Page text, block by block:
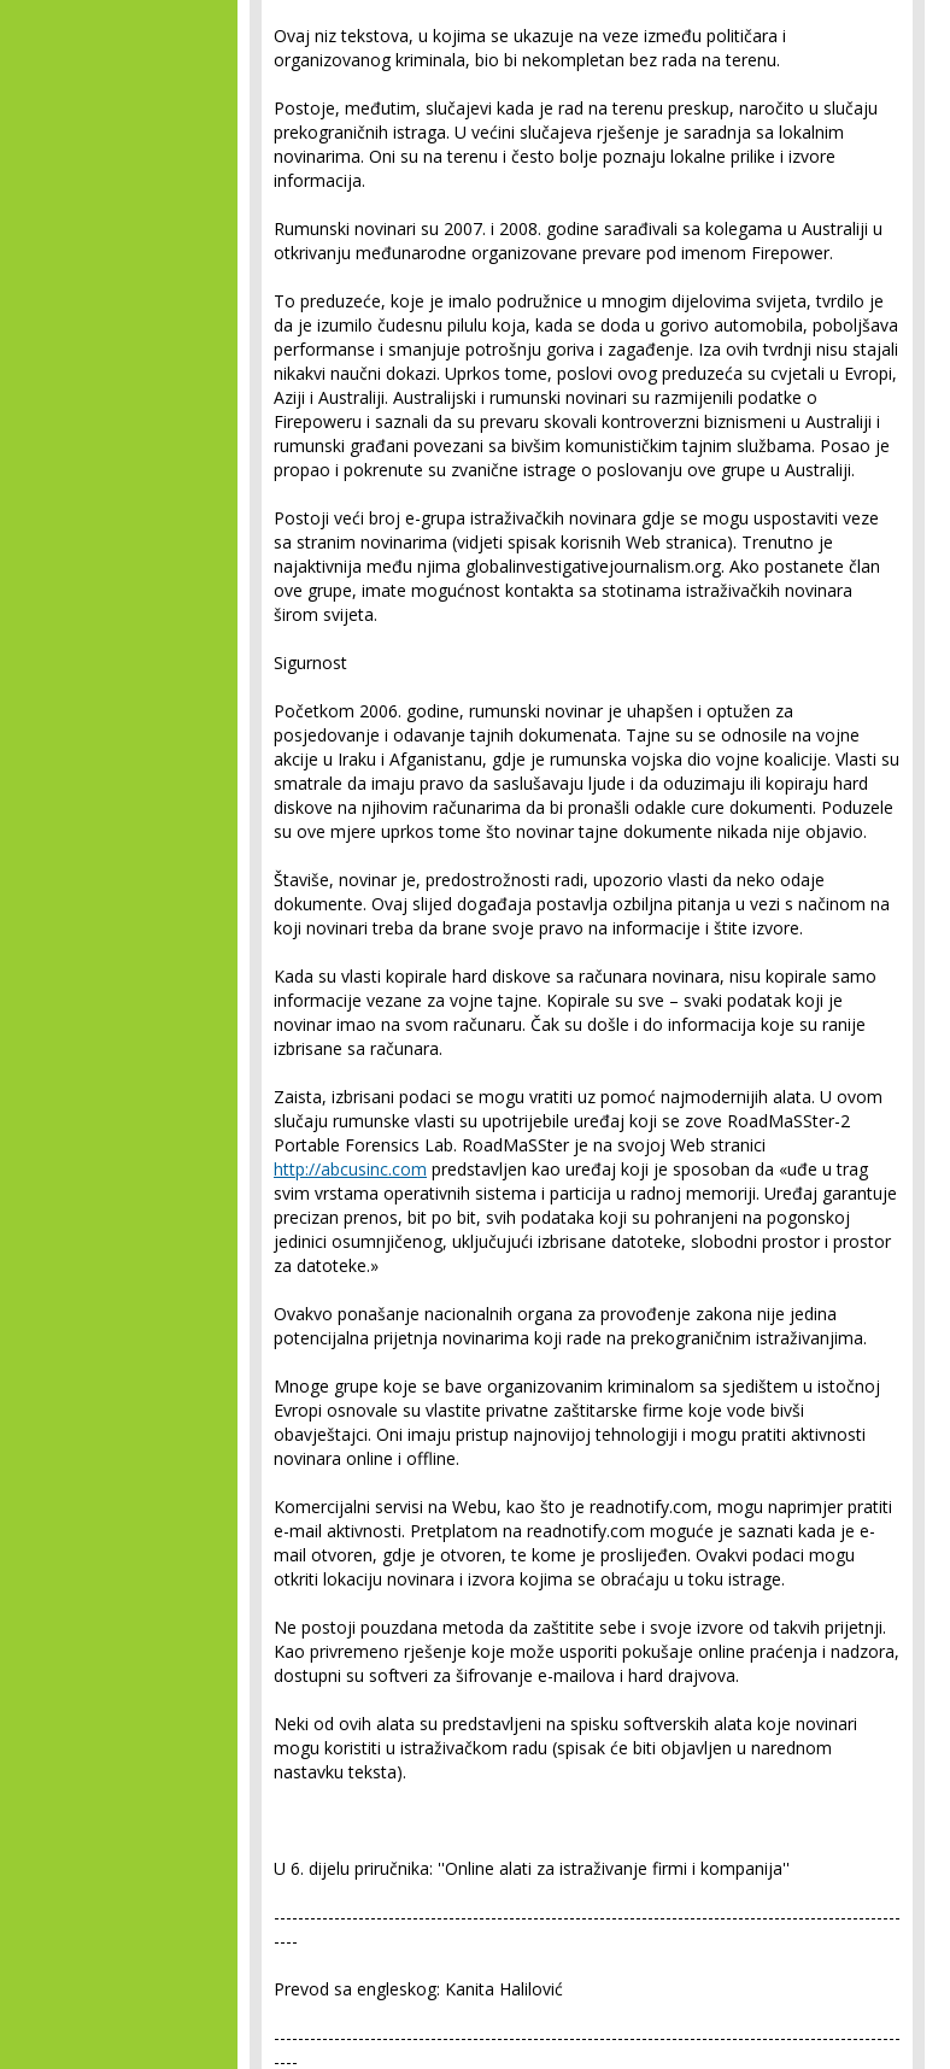
Ovaj niz tekstova, u kojima se ukazuje na veze između političara i
organizovanog kriminala, bio bi nekompletan bez rada na terenu.
Postoje, međutim, slučajevi kada je rad na terenu preskup, naročito u slučaju
prekograničnih istraga. U većini slučajeva rješenje je saradnja sa lokalnim
novinarima. Oni su na terenu i često bolje poznaju lokalne prilike i izvore
informacija.
Rumunski novinari su 2007. i 2008. godine sarađivali sa kolegama u Australiji u
otkrivanju međunarodne organizovane prevare pod imenom Firepower.
To preduzeće, koje je imalo podružnice u mnogim dijelovima svijeta, tvrdilo je
da je izumilo čudesnu pilulu koja, kada se doda u gorivo automobila, poboljšava
performanse i smanjuje potrošnju goriva i zagađenje. Iza ovih tvrdnji nisu stajali
nikakvi naučni dokazi. Uprkos tome, poslovi ovog preduzeća su cvjetali u Evropi,
Aziji i Australiji. Australijski i rumunski novinari su razmijenili podatke o
Firepoweru i saznali da su prevaru skovali kontroverzni biznismeni u Australiji i
rumunski građani povezani sa bivšim komunističkim tajnim službama. Posao je
propao i pokrenute su zvanične istrage o poslovanju ove grupe u Australiji.
Postoji veći broj e-grupa istraživačkih novinara gdje se mogu uspostaviti veze
sa stranim novinarima (vidjeti spisak korisnih Web stranica). Trenutno je
najaktivnija među njima globalinvestigativejournalism.org. Ako postanete član
ove grupe, imate mogućnost kontakta sa stotinama istraživačkih novinara
širom svijeta.
Sigurnost
Početkom 2006. godine, rumunski novinar je uhapšen i optužen za
posjedovanje i odavanje tajnih dokumenata. Tajne su se odnosile na vojne
akcije u Iraku i Afganistanu, gdje je rumunska vojska dio vojne koalicije. Vlasti su
smatrale da imaju pravo da saslušavaju ljude i da oduzimaju ili kopiraju hard
diskove na njihovim računarima da bi pronašli odakle cure dokumenti. Poduzele
su ove mjere uprkos tome što novinar tajne dokumente nikada nije objavio.
Štaviše, novinar je, predostrožnosti radi, upozorio vlasti da neko odaje
dokumente. Ovaj slijed događaja postavlja ozbiljna pitanja u vezi s načinom na
koji novinari treba da brane svoje pravo na informacije i štite izvore.
Kada su vlasti kopirale hard diskove sa računara novinara, nisu kopirale samo
informacije vezane za vojne tajne. Kopirale su sve – svaki podatak koji je
novinar imao na svom računaru. Čak su došle i do informacija koje su ranije
izbrisane sa računara.
Zaista, izbrisani podaci se mogu vratiti uz pomoć najmodernijih alata. U ovom
slučaju rumunske vlasti su upotrijebile uređaj koji se zove RoadMaSSter-2
Portable Forensics Lab. RoadMaSSter je na svojoj Web stranici
http://abcusinc.com predstavljen kao uređaj koji je sposoban da «uđe u trag
svim vrstama operativnih sistema i particija u radnoj memoriji. Uređaj garantuje
precizan prenos, bit po bit, svih podataka koji su pohranjeni na pogonskoj
jedinici osumnjičenog, uključujući izbrisane datoteke, slobodni prostor i prostor
za datoteke.»
Ovakvo ponašanje nacionalnih organa za provođenje zakona nije jedina
potencijalna prijetnja novinarima koji rade na prekograničnim istraživanjima.
Mnoge grupe koje se bave organizovanim kriminalom sa sjedištem u istočnoj
Evropi osnovale su vlastite privatne zaštitarske firme koje vode bivši
obavještajci. Oni imaju pristup najnovijoj tehnologiji i mogu pratiti aktivnosti
novinara online i offline.
Komercijalni servisi na Webu, kao što je readnotify.com, mogu naprimjer pratiti
e-mail aktivnosti. Pretplatom na readnotify.com moguće je saznati kada je e-
mail otvoren, gdje je otvoren, te kome je proslijeđen. Ovakvi podaci mogu
otkriti lokaciju novinara i izvora kojima se obraćaju u toku istrage.
Ne postoji pouzdana metoda da zaštitite sebe i svoje izvore od takvih prijetnji.
Kao privremeno rješenje koje može usporiti pokušaje online praćenja i nadzora,
dostupni su softveri za šifrovanje e-mailova i hard drajvova.
Neki od ovih alata su predstavljeni na spisku softverskih alata koje novinari
mogu koristiti u istraživačkom radu (spisak će biti objavljen u narednom
nastavku teksta).
U 6. dijelu priručnika: ''Online alati za istraživanje firmi i kompanija''
--------------------------------------------------------------------------------------------------------
----
Prevod sa engleskog: Kanita Halilović
--------------------------------------------------------------------------------------------------------
----